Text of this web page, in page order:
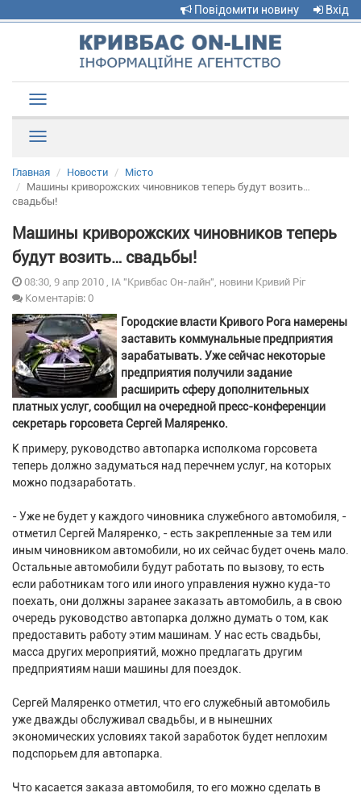
Повідомити новину Вхід
navigation
Главная Новости
Місто
Машины криворожских чиновников теперь будут возить…
свадьбы!
Машины криворожских чиновников теперь
будут возить… свадьбы!
08:30, 9 апр 2010 , ІА "Кривбас Он-лайн", новини Кривий Ріг
Коментарів: 0
Городские власти Кривого Рога намерены
заставить коммунальные предприятия
зарабатывать. Уже сейчас некоторые
предприятия получили задание
расширить сферу дополнительных
платных услуг, сообщил на очередной пресс-конференции
секретарь горсовета Сергей Маляренко.
К примеру, руководство автопарка исполкома горсовета
теперь должно задуматься над перечнем услуг, на которых
можно подзаработать.
- Уже не будет у каждого чиновника служебного автомобиля, -
отметил Сергей Маляренко, - есть закрепленные за тем или
иным чиновником автомобили, но их сейчас будет очень мало.
Остальные автомобили будут работать по вызову, то есть
если работникам того или иного управления нужно куда-то
поехать, они должны заранее заказать автомобиль, а в свою
очередь руководство автопарка должно думать о том, как
предоставить работу этим машинам. У нас есть свадьбы,
масса других мероприятий, можно предлагать другим
предприятиям наши машины для поездок.
Сергей Маляренко отметил, что его служебный автомобиль
уже дважды обслуживал свадьбы, и в нынешних
экономических условиях такой заработок будет неплохим
подспорьем для автопарка.
Что касается заказа автомобиля, то его можно сделать в